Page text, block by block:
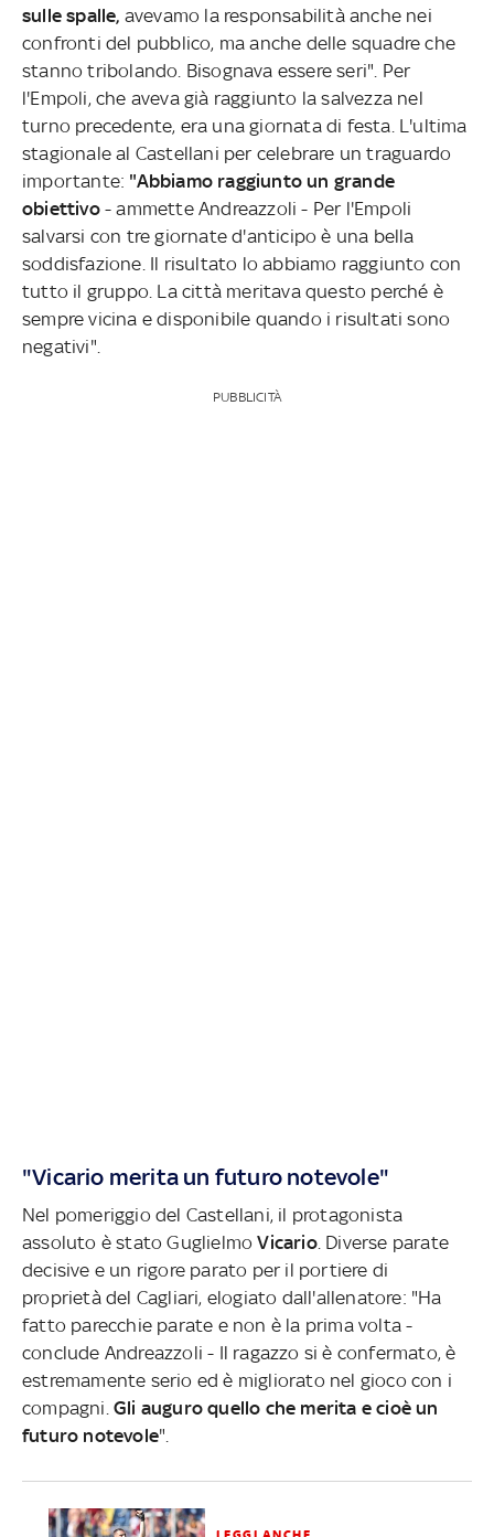
sulle spalle, avevamo la responsabilità anche nei
confronti del pubblico, ma anche delle squadre che
stanno tribolando. Bisognava essere seri". Per
l'Empoli, che aveva già raggiunto la salvezza nel
turno precedente, era una giornata di festa. L'ultima
stagionale al Castellani per celebrare un traguardo
importante: "Abbiamo raggiunto un grande
obiettivo- ammette Andreazzoli - Per l'Empoli
salvarsi con tre giornate d'anticipo è una bella
soddisfazione. Il risultato lo abbiamo raggiunto con
tutto il gruppo. La città meritava questo perché è
sempre vicina e disponibile quando i risultati sono
negativi".
PUBBLICITÀ
"Vicario merita un futuro notevole"
Nel pomeriggio del Castellani, il protagonista
assoluto è stato GuglielmoVicario. Diverse parate
decisive e un rigore parato per il portiere di
proprietà del Cagliari, elogiato dall'allenatore: "Ha
fatto parecchie parate e non è la prima volta -
conclude Andreazzoli - Il ragazzo si è confermato, è
estremamente serio ed è migliorato nel gioco con i
compagni. Gli auguro quello che merita e cioè un
futuro notevole".